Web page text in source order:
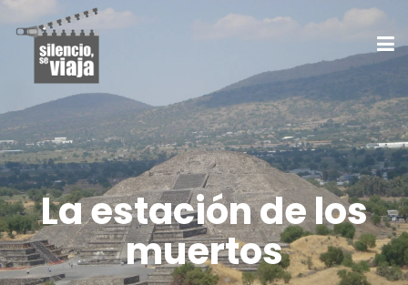
La estación de los
muertos